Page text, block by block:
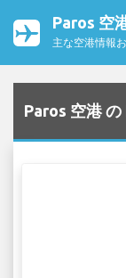
Paros 空
主な空港情報
Paros 空港